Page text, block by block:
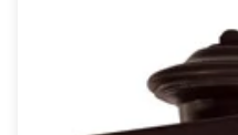
Lampadaire d'extérieur
Lampe d'extérieur
Plafonnier d'extérieur